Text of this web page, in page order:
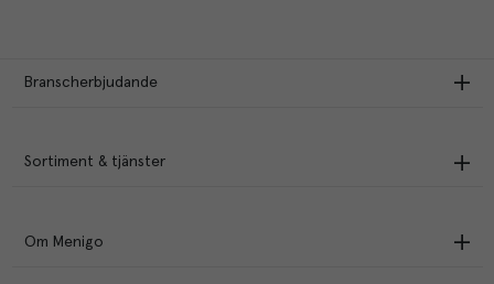
Branscherbjudande
Sortiment & tjänster
Om Menigo